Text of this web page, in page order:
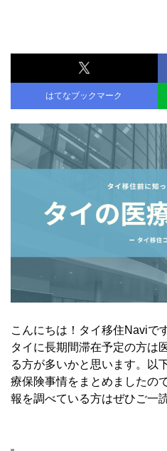
はてなブックマーク
こんにちは！タイ移住Naviです
タイに長期間滞在予定の方は
る方が多いかと思います。以
療保険事情をまとめましたの
報を調べている方はぜひご一